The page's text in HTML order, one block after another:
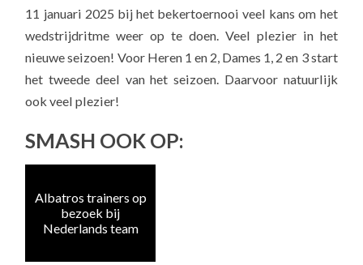
11 januari 2025 bij het bekertoernooi veel kans om het
wedstrijdritme weer op te doen. Veel plezier in het
nieuwe seizoen! Voor Heren 1 en 2, Dames 1, 2 en 3 start
het tweede deel van het seizoen. Daarvoor natuurlijk
ook veel plezier!
SMASH OOK OP:
Albatros trainers op
bezoek bij
Nederlands team